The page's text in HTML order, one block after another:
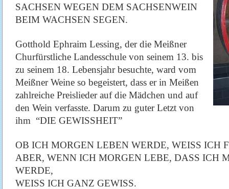
SACHSEN WEGEN DEM SACHSENWEIN
BEIM WACHSEN SEGEN.
Gotthold Ephraim Lessing, der die Meißner
Churfürstliche Landesschule von seinem 13. bis
zu seinem 18. Lebensjahr besuchte, ward vom
Meißner Weine so begeistert, dass er in Meißen
zahlreiche Preislieder auf die Mädchen und auf
den Wein verfasste. Darum zu guter Letzt von
ihm “DIE GEWISSHEIT”
OB ICH MORGEN LEBEN WERDE, WEISS ICH
ABER, WENN ICH MORGEN LEBE, DASS ICH
WERDE,
WEISS ICH GANZ GEWISS.